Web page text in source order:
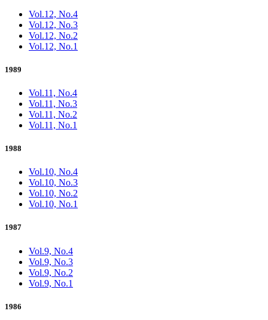
Vol.12, No.4
Vol.12, No.3
Vol.12, No.2
Vol.12, No.1
1989
Vol.11, No.4
Vol.11, No.3
Vol.11, No.2
Vol.11, No.1
1988
Vol.10, No.4
Vol.10, No.3
Vol.10, No.2
Vol.10, No.1
1987
Vol.9, No.4
Vol.9, No.3
Vol.9, No.2
Vol.9, No.1
1986